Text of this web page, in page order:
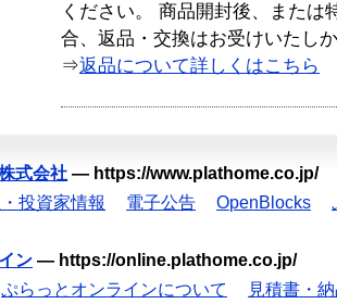
ください。 商品開封後、または
合、返品・交換はお受けいたし
⇒返品について詳しくはこちら
式会社 — https://www.plathome.co.jp/
投資家情報 電子公告 OpenBlocks
ン — https://online.plathome.co.jp/
ぷらっとオンラインについて
見積書・